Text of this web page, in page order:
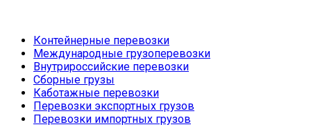
Контейнерные перевозки
Международные грузоперевозки
Внутрироссийские перевозки
Сборные грузы
Каботажные перевозки
Перевозки экспортных грузов
Перевозки импортных грузов